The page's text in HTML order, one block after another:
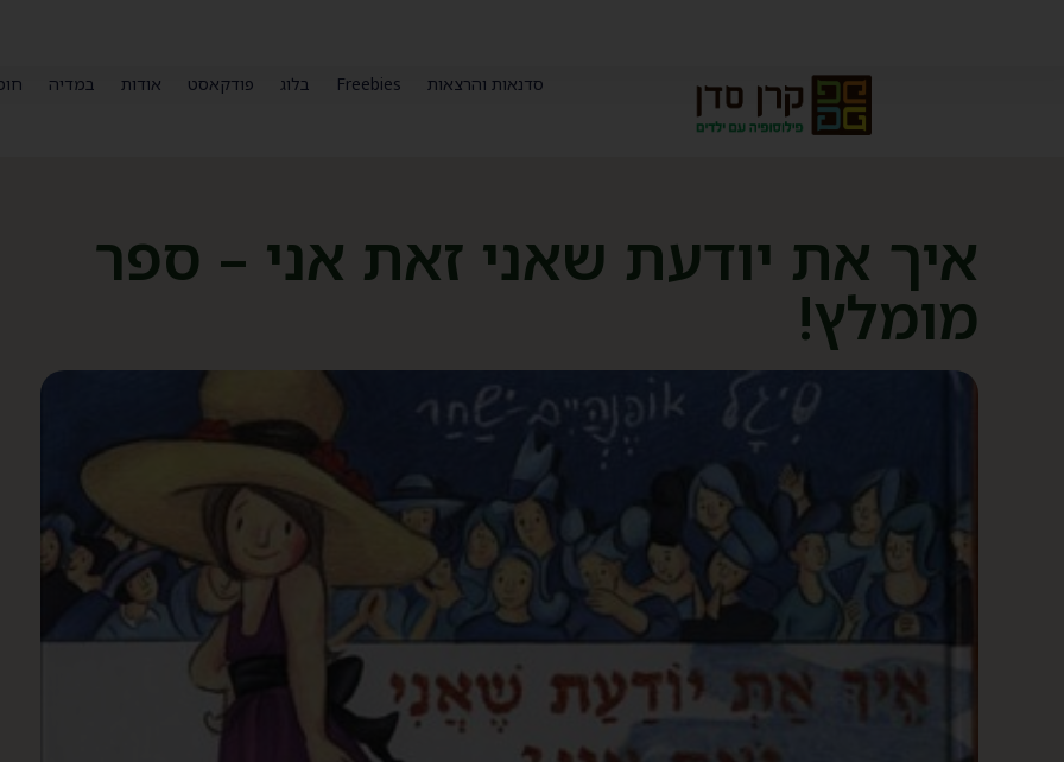
סדנאות והרצאות Freebies בלוג פודקאסט אודות במדיה
איך את יודעת שאני זאת אני – ספר
מומלץ!